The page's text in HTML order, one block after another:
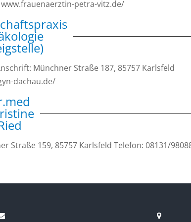
petra-vitz.de/
Münchner Straße 187, 85757 Karlsfeld
dachau.de/
Straße 159, 85757 Karlsfeld Telefon: 08131/